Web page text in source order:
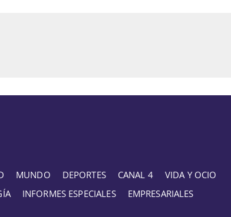
MUNDO DEPORTES CANAL 4
VIDA Y OCIO
INFORMES ESPECIALES EMPRESARIALES